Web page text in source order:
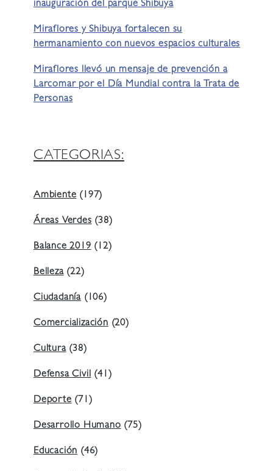
inauguración del parque Shibuya
Miraflores y Shibuya fortalecen su
hermanamiento con nuevos espacios culturales
Miraflores llevó un mensaje de prevención a
Larcomar por el Día Mundial contra la Trata de
Personas
CATEGORIAS:
Ambiente (197)
Áreas Verdes (38)
Balance 2019 (12)
Belleza(22)
Ciudadanía (106)
Comercialización (20)
Cultura(38)
Defensa Civil (41)
Deporte (71)
Desarrollo Humano (75)
Educación (46)